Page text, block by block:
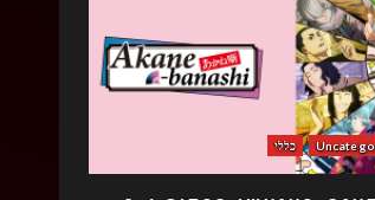
כללי